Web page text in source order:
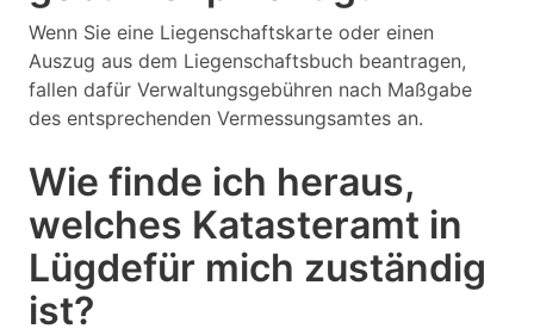
Wenn Sie eine Liegenschaftskarte oder einen
Auszug aus dem Liegenschaftsbuch beantragen,
fallen dafür Verwaltungsgebühren nach Maßgabe
des entsprechenden Vermessungsamtes an.
Wie finde ich heraus,
welches Katasteramt in
Lügdefür mich zuständig
ist?